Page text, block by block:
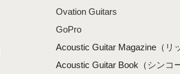
Ovation Guitars
GoPro
Acoustic Guitar Magazine（ リ
Acoustic Guitar Book（シンコ